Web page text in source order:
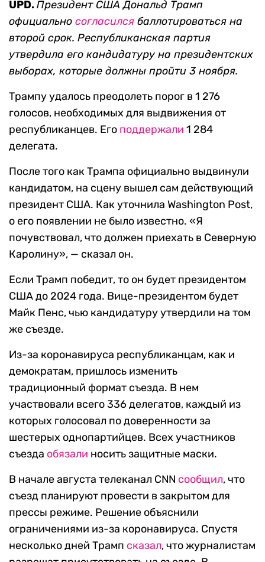
UPD.Президент США Дональд Трамп
официально согласился баллотироваться на
второй срок. Республиканская партия
утвердила его кандидатуру на президентских
выборах, которые должны пройти 3 ноября.
Трампу удалось преодолеть порог в 1 276
голосов, необходимых для выдвижения от
республиканцев. Его поддержали 1 284
делегата.
После того как Трампа официально выдвинули
кандидатом, на сцену вышел сам действующий
президент США. Как уточнила Washington Post,
о его появлении не было известно. «Я
почувствовал, что должен приехать в Северную
Каролину», — сказал он.
Если Трамп победит, то он будет президентом
США до 2024 года. Вице-президентом будет
Майк Пенс, чью кандидатуру утвердили на том
же съезде.
Из-за коронавируса республиканцам, как и
демократам, пришлось изменить
традиционный формат съезда. В нем
участвовали всего 336 делегатов, каждый из
которых голосовал по доверенности за
шестерых однопартийцев. Всех участников
съезда обязали носить защитные маски.
В начале августа телеканал CNN сообщил, что
съезд планируют провести в закрытом для
прессы режиме. Решение объяснили
ограничениями из-за коронавируса. Спустя
несколько дней Трамп сказал, что журналистам